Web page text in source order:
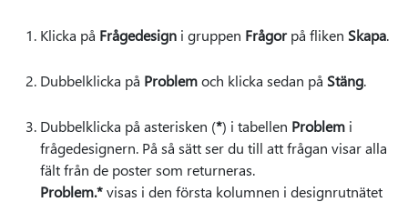
Klicka på Frågedesign i gruppen Frågorpå fliken Skapa.
Dubbelklicka på Problemoch klicka sedan på Stäng.
Dubbelklicka på asterisken (*) i tabellen Problem i
frågedesignern. På så sätt ser du till att frågan visar alla
fält från de poster som returneras.
Problem.*visas i den första kolumnen i designrutnätet